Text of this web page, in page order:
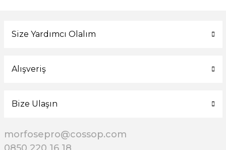
Size Yardımcı Olalım
Alışveriş
Bize Ulaşın
morfosepro@cossop.com